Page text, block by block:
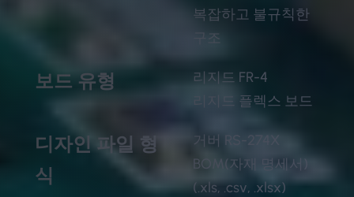
복잡하고 불규칙한
구조
보드 유형
리지드 FR-4
리지드 플렉스 보드
디자인 파일 형
식
거버 RS-274X
BOM(자재 명세서)
(.xls, .csv, .xlsx)